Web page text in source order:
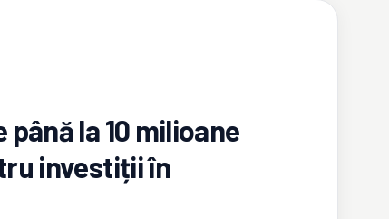
până la 10 milioane
investiții în